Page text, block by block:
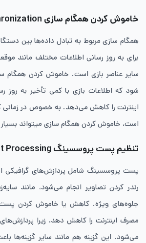
خاموش کردن همگام ‌سازی Synchronization
همگام‌ سازی مربوط به تبادل داده‌ها بین
برای به ‌روز رسانی اطلاعات مختلف مانند
سایر عناصر بازی است. خاموش کردن
شود که اطلاعات بازی با کمی تأخیر به‌ روز
اینترنت را کاهش می‌دهد. به خصوص در زمانی
است، خاموش کردن همگام سازی میتواند
تنظیم پست پروسسینگ Post Processing
پست پروسسینگ شامل پردازش‌های
رندر کردن تصاویر انجام می‌شود، مانند
جلوه‌های ویژه. کاهش یا خاموش کردن
مصرف اینترنت را کاهش دهد، زیرا
می‌شود. این گزینه هم مانند سایر گزینه‌ها